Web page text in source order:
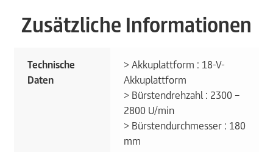
Zusätzliche Informationen
Technische
Daten
> Akkuplattform : 18-V-
Akkuplattform
> Bürstendrehzahl : 2300 –
2800 U/min
> Bürstendurchmesser : 180
mm